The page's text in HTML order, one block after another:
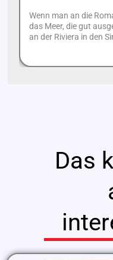
Wenn man an die
das Meer, die gut
an der Riviera in den
Das